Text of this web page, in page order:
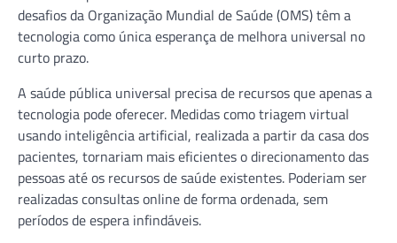
desafios da Organização Mundial de Saúde (OMS) têm a
tecnologia como única esperança de melhora universal no
curto prazo.
A saúde pública universal precisa de recursos que apenas a
tecnologia pode oferecer. Medidas como triagem virtual
usando inteligência artificial, realizada a partir da casa dos
pacientes, tornariam mais eficientes o direcionamento das
pessoas até os recursos de saúde existentes. Poderiam ser
realizadas consultas online de forma ordenada, sem
períodos de espera infindáveis.